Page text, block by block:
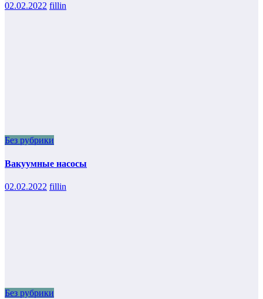
02.02.2022 fillin
Без рубрики
Вакуумные насосы
02.02.2022 fillin
Без рубрики